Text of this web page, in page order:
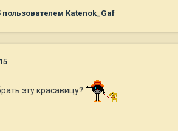
пользователем Katenok_Gaf
эту красавицу?